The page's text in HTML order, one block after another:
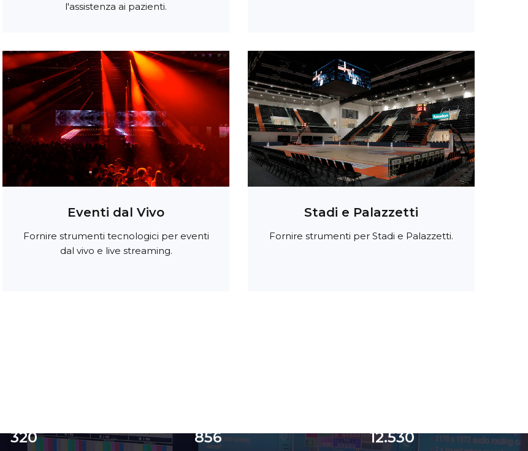
l'assistenza ai pazienti.
Eventi dal Vivo
Fornire strumenti tecnologici per eventi
dal vivo e live streaming.
Stadi e Palazzetti
Fornire strumenti per Stadi e Palazzetti.
320
856
12.530